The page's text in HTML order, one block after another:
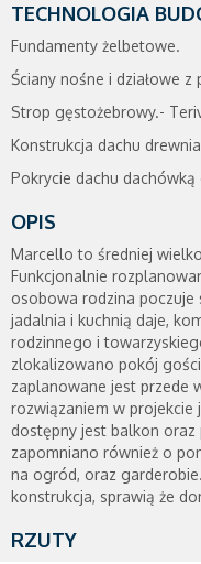
TECHNOLOGIA
Fundamenty żelbetowe.
Ściany nośne i działowe
Strop gęstożebrowy.-
Konstrukcja dachu
Pokrycie dachu dachówką
OPIS
Marcello to średniej
Funkcjonalnie
osobowa rodzina poczuje
jadalnia i kuchnią daje,
rodzinnego i
zlokalizowano pokój
zaplanowane jest przede
rozwiązaniem w projekcie
dostępny jest balkon oraz
zapomniano również o
na ogród, oraz
konstrukcja, sprawią że
RZUTY